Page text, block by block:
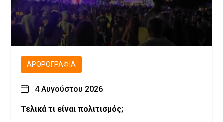
ΑΡΘΡΟΓΡΑΦΊΑ
4 Αυγούστου 2026
Τελικά τι είναι πολιτισμός;